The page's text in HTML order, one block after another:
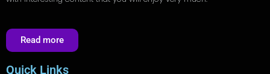
Read more
Quick Links